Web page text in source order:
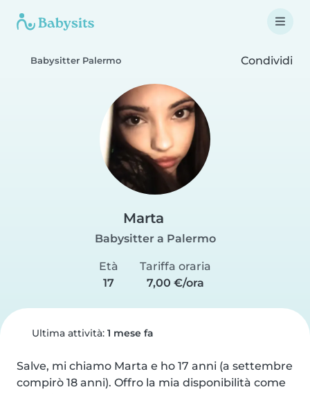
Babysitter Palermo Condividi
Marta
Babysitter a Palermo
Età
17
Tariffa oraria
7,00 €/ora
Ultima attività: 1 mese fa
Salve, mi chiamo Marta e ho 17 anni (a settembre
compirò 18 anni). Offro la mia disponibilità come